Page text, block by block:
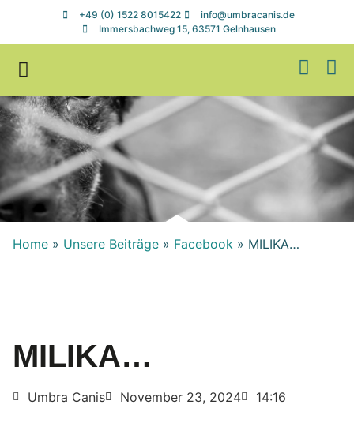
+49 (0) 1522 8015422
info@umbracanis.de
Immersbachweg 15, 63571 Gelnhausen
Home » Unsere Beiträge » Facebook » MILIKA…
MILIKA…
Umbra Canis November 23, 2024 14:16